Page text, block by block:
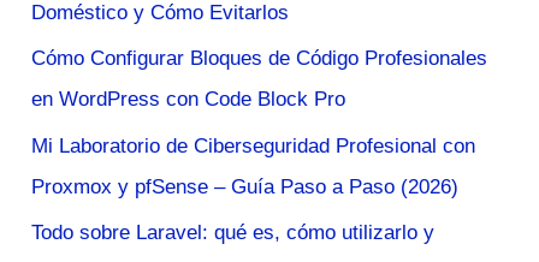
Y
Con
Grandes
o
r
:
Doméstico y Cómo Evitarlos
Cómo Configurar Bloques de Código Profesionales
en WordPress con Code Block Pro
Mi Laboratorio de Ciberseguridad Profesional con
Proxmox y pfSense – Guía Paso a Paso (2026)
Todo sobre Laravel: qué es, cómo utilizarlo y